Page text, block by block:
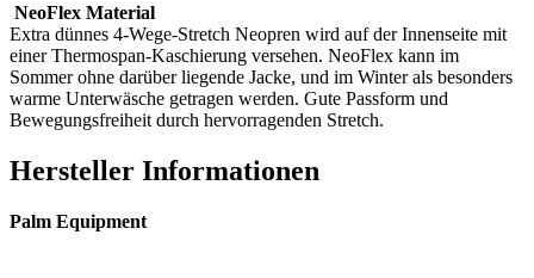
NeoFlex Material
Extra dünnes 4-Wege-Stretch Neopren wird auf der Innenseite mit
einer Thermospan-Kaschierung versehen. NeoFlex kann im
Sommer ohne darüber liegende Jacke, und im Winter als besonders
warme Unterwäsche getragen werden. Gute Passform und
Bewegungsfreiheit durch hervorragenden Stretch.
Hersteller Informationen
Palm Equipment